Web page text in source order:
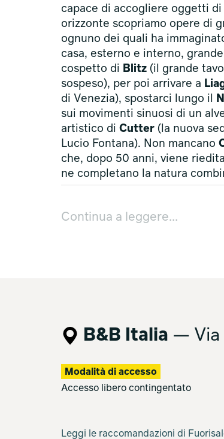
capace di accogliere oggetti
orizzonte scopriamo opere di
ognuno dei quali ha
casa, esterno e interno,
cospetto di
Blitz (il grande
sospeso), per poi arrivare a
di Venezia), spostarci lungo il
sui movimenti sinuosi di un
artistico di Cutter (la nuova
Lucio Fontana). Non mancano
che, dopo 50 anni, viene
ne completano la natura
dove i significati evolvono per
Continua a leggere...
B&B Italia — Via
Modalità di accesso
Accesso libero contingentato
Leggi le raccomandazioni di